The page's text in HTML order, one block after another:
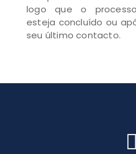
logo que o
esteja concluído ou
seu último contacto.